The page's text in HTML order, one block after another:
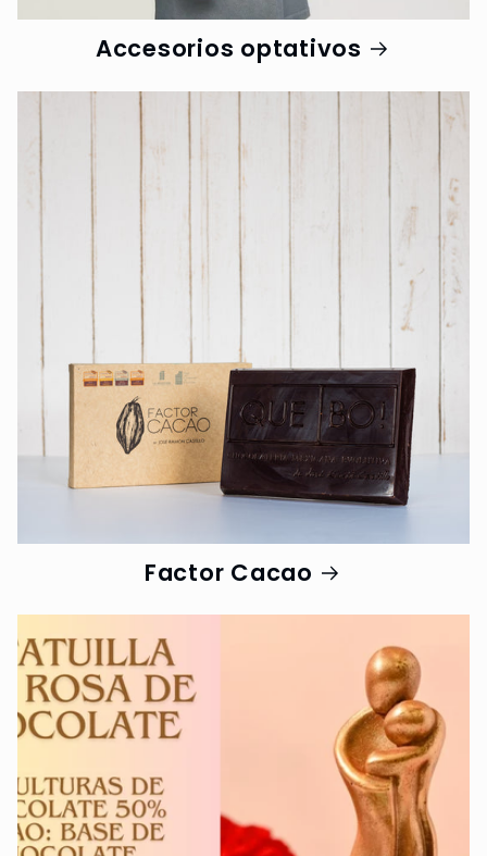
Accesorios optativos
Factor Cacao